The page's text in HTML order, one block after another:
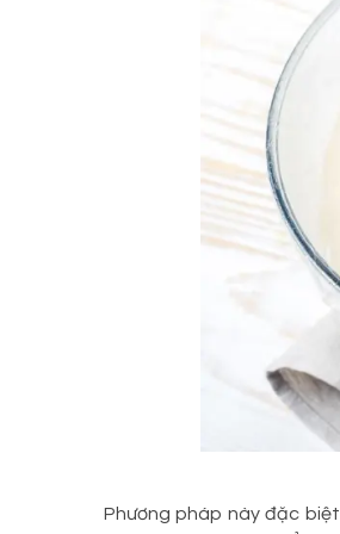
Phương pháp này đặc